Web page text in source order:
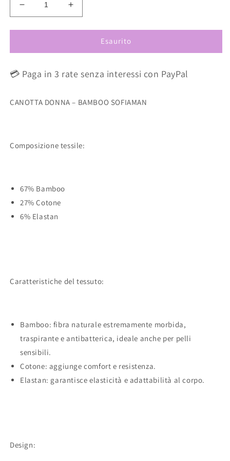
Diminuisci
quantità
per
Bamboo
Larga
CONSEGNA
Aumenta
quantità
per
Canottiera
Bamboo
Larga
CONSEGNA
Esaurito
💳 Paga in 3 rate senza interessi con PayPal
CANOTTA DONNA – BAMBOO SOFIAMAN
Composizione tessile:
67% Bamboo
27% Cotone
6% Elastan
Caratteristiche del tessuto:
Bamboo: fibra naturale estremamente morbida,
traspirante e antibatterica, ideale anche per pelli
sensibili.
Cotone: aggiunge comfort e resistenza.
Elastan: garantisce elasticità e adattabilità al corpo.
Design: